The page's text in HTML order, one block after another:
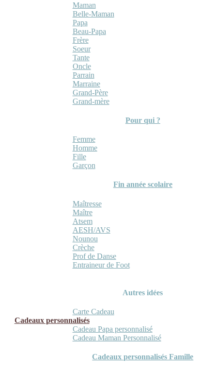
Maman
Belle-Maman
Papa
Beau-Papa
Frère
Soeur
Tante
Oncle
Parrain
Marraine
Grand-Père
Grand-mère
Pour qui ?
Femme
Homme
Fille
Garçon
Fin année scolaire
Maîtresse
Maître
Atsem
AESH/AVS
Nounou
Crèche
Prof de Danse
Entraineur de Foot
Autres idées
Carte Cadeau
Cadeaux personnalisés
Cadeau Papa personnalisé
Cadeau Maman Personnalisé
Cadeaux personnalisés Famille